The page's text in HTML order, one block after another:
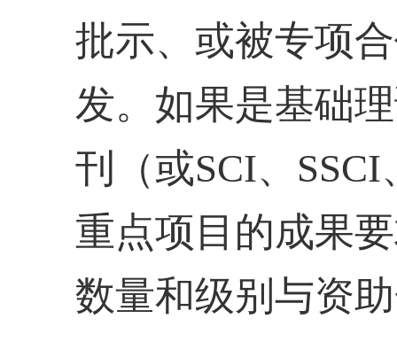
批示、或被专项
发。如果是基础
刊（或SCI、
重点项目的成果
数量和级别与资